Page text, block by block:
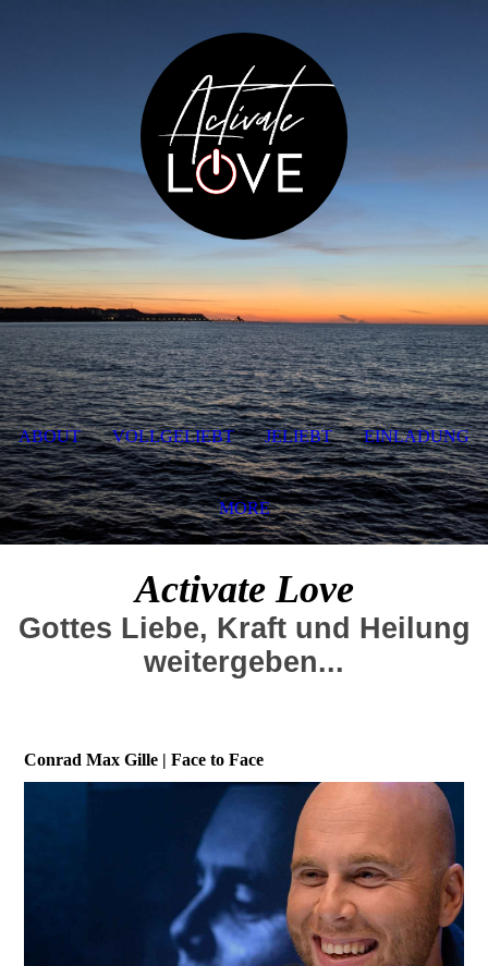
ActivateLove
Gottes Liebe, Kraft und Heilung
weiterge ben...
Conrad Max Gille | Face to Face
ABOUT VOLLGELIEBT JELIEBT EINLADUNG
MORE